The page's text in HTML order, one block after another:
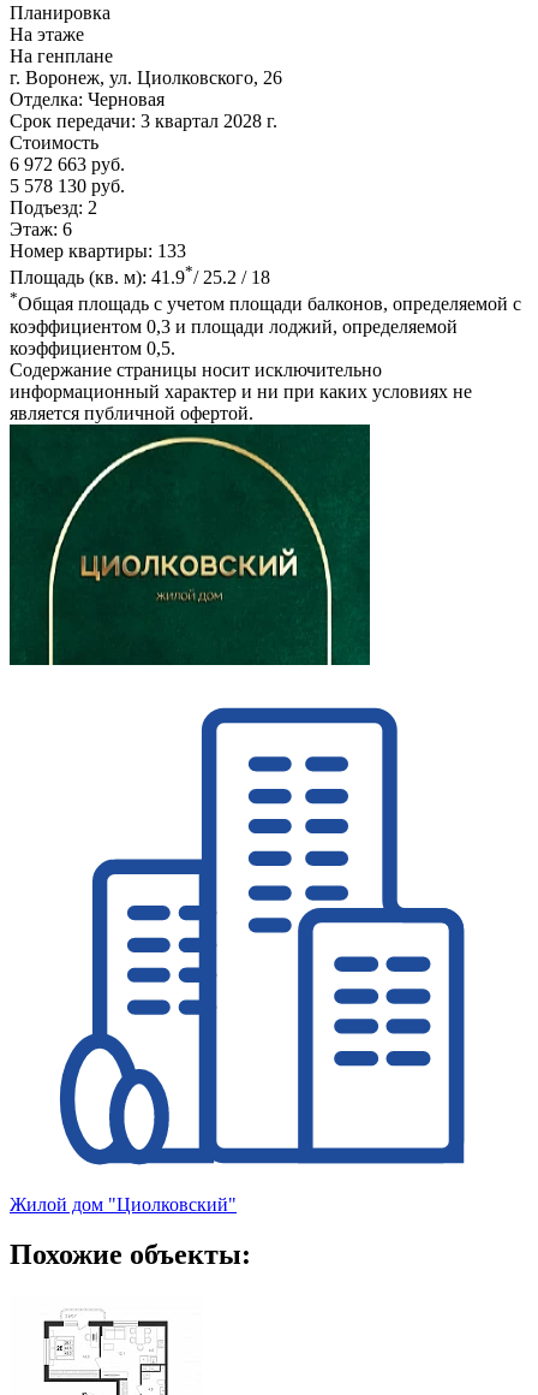
Планировка
На этаже
На генплане
г. Воронеж, ул. Циолковского, 26
Отделка: Черновая
Срок передачи: 3 квартал 2028 г.
Стоимость
6 972 663 руб.
5 578 130 руб.
Подъезд: 2
Этаж: 6
Номер квартиры: 133
Площадь (кв. м): 41.9*/ 25.2 / 18
*Общая площадь с учетом площади балконов, определяемой с
коэффициентом 0,3 и площади лоджий, определяемой
коэффициентом 0,5.
Содержание страницы носит исключительно
информационный характер и ни при каких условиях не
является публичной офертой.
Жилой дом "Циолковский"
Похожие объекты: